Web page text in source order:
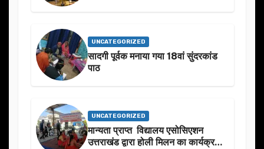
UNCATEGORIZED
सादगी पूर्वक मनाया गया 18वां सुंदरकांड
पाठ
UNCATEGORIZED
मान्यता प्राप्त विद्यालय एसोसिएशन
उत्तराखंड द्वारा होली मिलन का कार्यक्रम